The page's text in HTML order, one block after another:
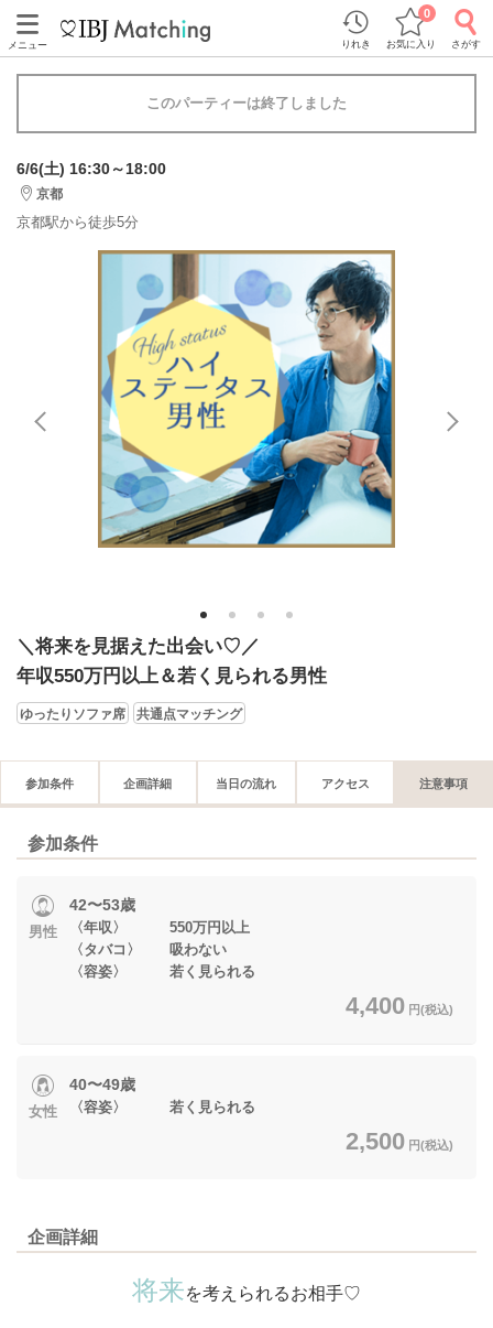
メニュー りれき お気に入り
0
さがす
このパーティーは終了しました
6/6(土) 16:30～18:00
京都
京都駅から徒歩5分
1 2 3 4
＼将来を見据えた出会い♡／
年収550万円以上＆若く見られる男性
ゆったりソファ席 共通点マッチング
参加条件 企画詳細 当日の流れ アクセス 注意事項
参加条件
男性
42〜53歳
〈年収〉 550万円以上
〈タバコ〉 吸わない
〈容姿〉 若く見られる
4,400 円(税込)
女性
40〜49歳
〈容姿〉 若く見られる
2,500 円(税込)
企画詳細
将来を考えられるお相手♡